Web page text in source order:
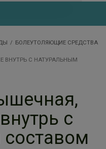
БОЛЕУТОЛЯЮЩИЕ СРЕДСТВА
ВНУТРЬ С НАТУРАЛЬНЫМ
с